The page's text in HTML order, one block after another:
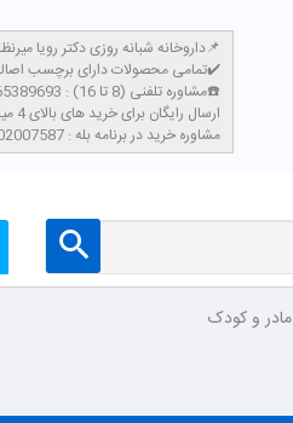
داروخانه شبانه روزی دکتر رویا میرنظامی📌
تمامی محصولات دارای برچسب اصالت کالا و سیب سلامت میباشند✔️
مشاوره تلفنی (8 تا 16) : 02165389693☎️
​ارسال رایگان برای خرید های بالای 4 میلیون تومان با پست پیشتاز
مشاوره خرید در برنامه بله : 09302007587
مادر و کودک